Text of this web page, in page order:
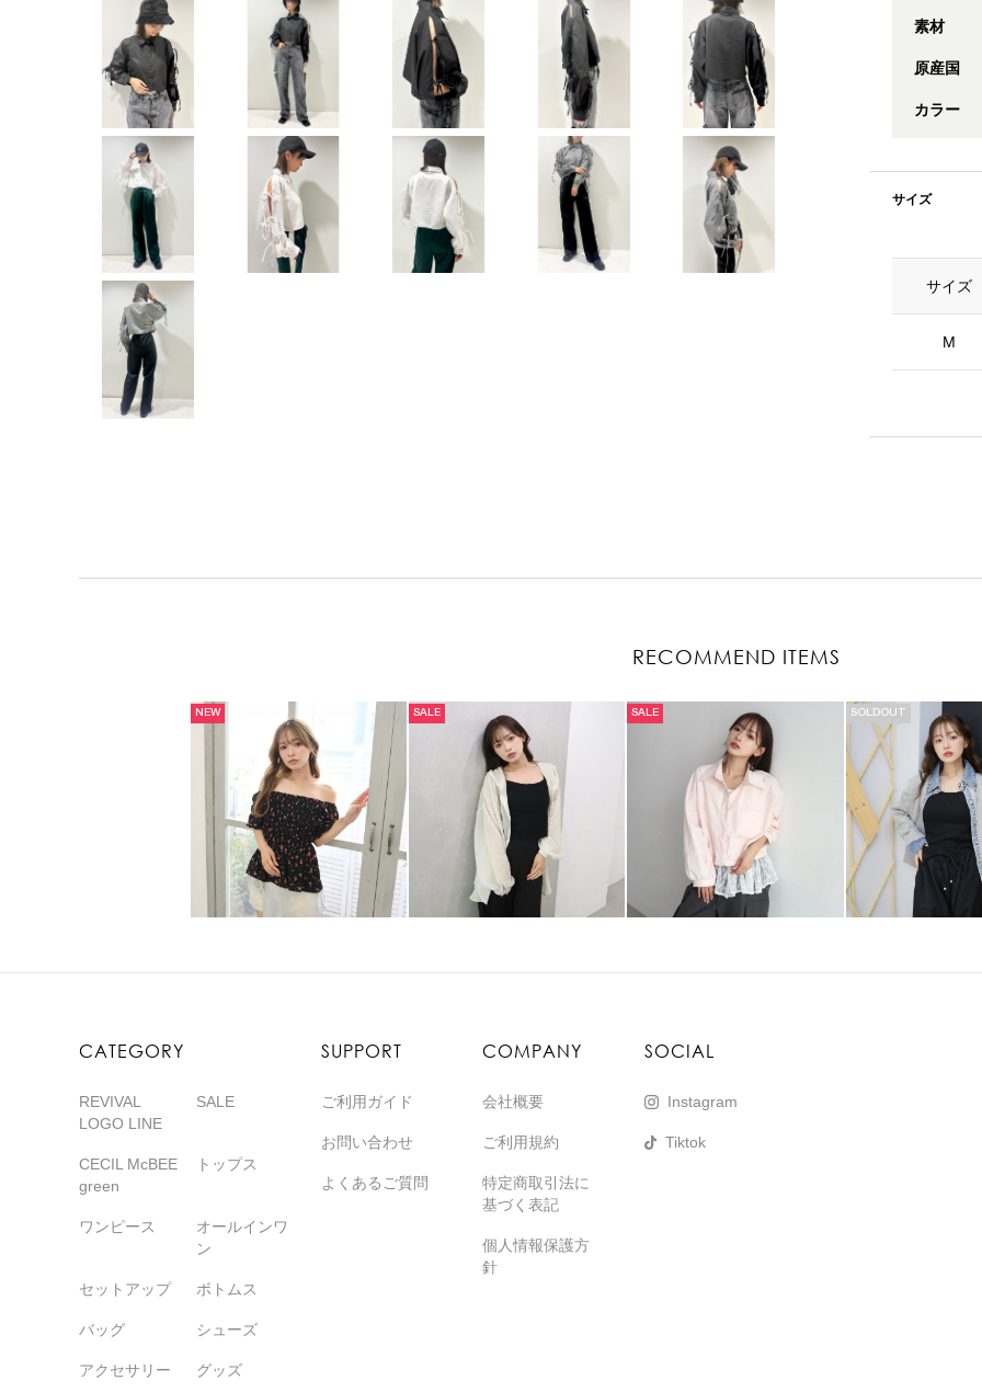
素材
原産国
カラー
サイズ
サイズ
M
RECOMMEND ITEMS
NEW SALE SALE SOLDOUT
CATEGORY
REVIVAL
LOGO LINE
SALE
CECIL McBEE
green
トップス
ワンピース
オールインワ
ン
セットアップ ボトムス
バッグ シューズ
アクセサリー グッズ
SUPPORT
ご利用ガイド
お問い合わせ
よくあるご質問
COMPANY
会社概要
ご利用規約
特定商取引法に
基づく表記
個人情報保護方
針
SOCIAL
Instagram
Tiktok